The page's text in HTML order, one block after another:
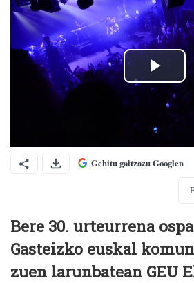
Gehitu gaitzazu Googlen
Bere 30. urteurrena
Gasteizko euskal
zuen larunbatean GEU